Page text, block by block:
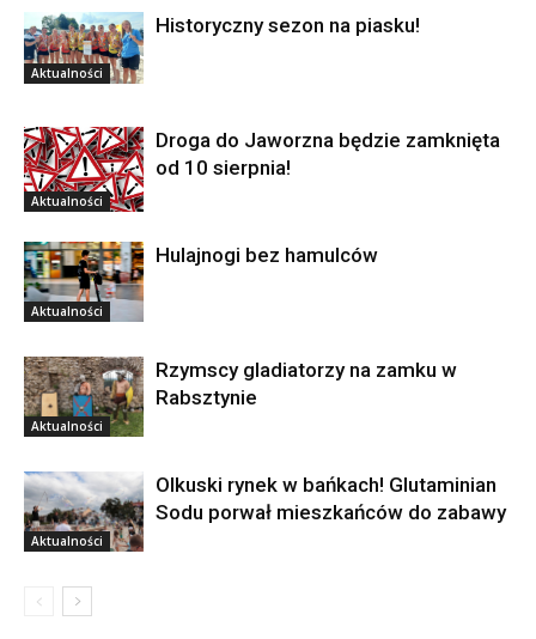
Aktualności
Historyczny sezon na piasku!
Aktualności
Droga do Jaworzna będzie zamknięta
od 10 sierpnia!
Aktualności
Hulajnogi bez hamulców
Aktualności
Rzymscy gladiatorzy na zamku w
Rabsztynie
Aktualności
Olkuski rynek w bańkach! Glutaminian
Sodu porwał mieszkańców do zabawy